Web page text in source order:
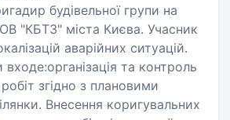
будівельної групи на
"КБТЗ" міста Києва. Учасник
аварійних ситуацій.
та контроль
згідно з плановими
Внесення коригувальних